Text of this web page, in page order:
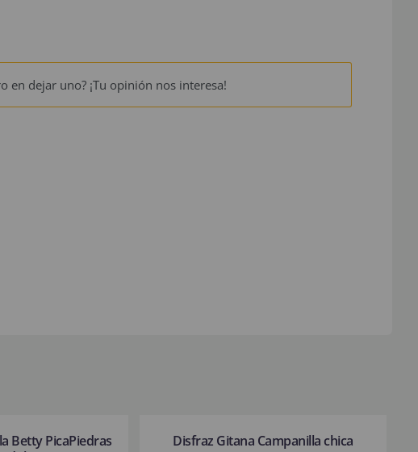
en dejar uno? ¡Tu opinión nos interesa!
Betty PicaPiedras
Disfraz Gitana Campanilla chica